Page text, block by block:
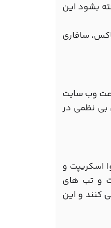
بشود این
سافاری
وب سایت
بی نظمی در
اسکریپت و
و تب های
کنند و این